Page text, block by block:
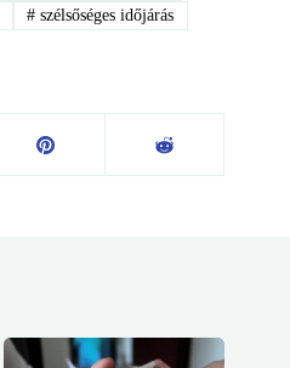
# szélsőséges időjárás